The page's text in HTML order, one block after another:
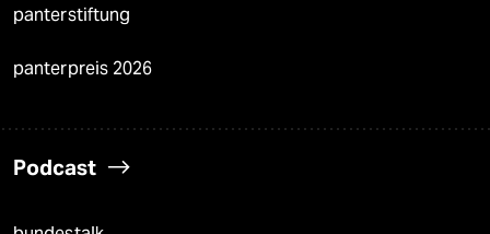
panterstiftung
panterpreis 2026
Podcast